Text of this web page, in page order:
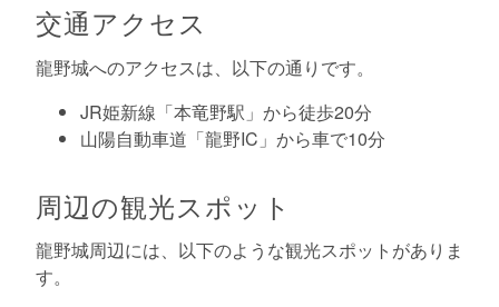
交通アクセス
龍野城へのアクセスは、以下の通りです。
JR姫新線「本竜野駅」から徒歩20分
山陽自動車道「龍野IC」から車で10分
周辺の観光スポット
龍野城周辺には、以下のような観光スポットがありま
す。